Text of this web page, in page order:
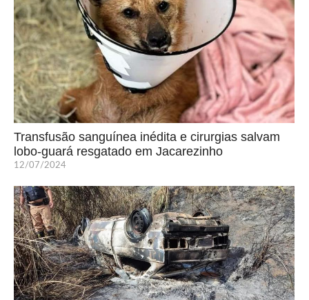
Transfusão sanguínea inédita e cirurgias salvam
lobo-guará resgatado em Jacarezinho
12/07/2024